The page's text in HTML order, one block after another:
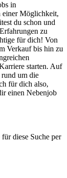
in
einer Möglichkeit,
du schon und
zu
für dich! Von
Verkauf bis hin zu
starten. Auf
um die
für dich also,
einen Nebenjob
diese Suche per